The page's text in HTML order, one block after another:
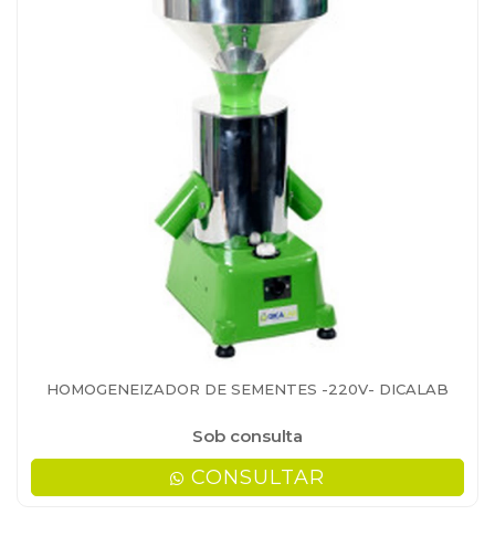
HOMOGENEIZADOR DE SEMENTES -220V- DICALAB
Sob consulta
CONSULTAR